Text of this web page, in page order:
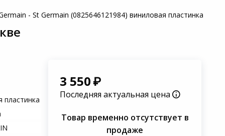
- St Germain (0825646121984) виниловая пластинка
пластинка
3 550
Последняя актуальная цена
Товар временно отсутствует в
продаже